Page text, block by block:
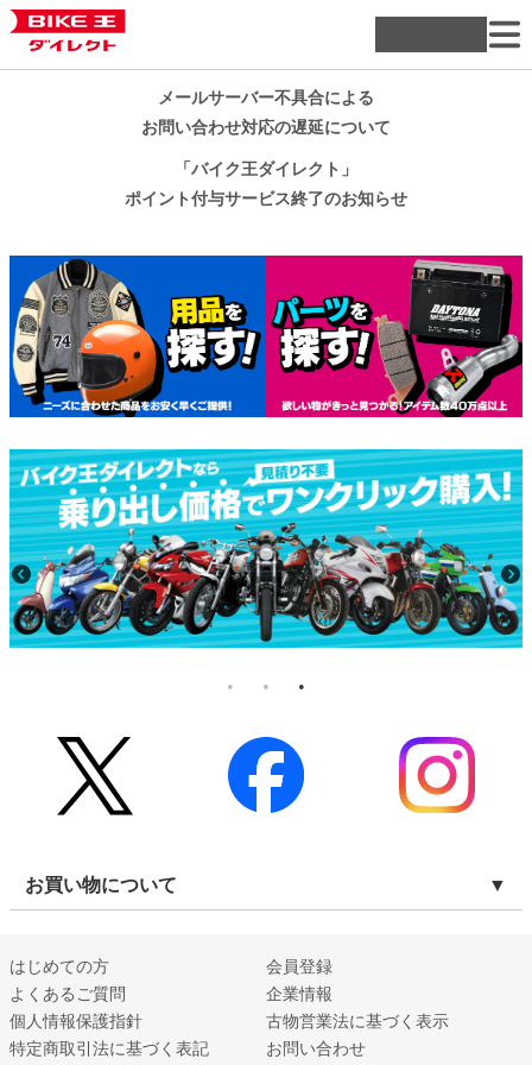
メールサーバー不具合による
お問い合わせ対応の遅延について
「バイク王ダイレクト」
ポイント付与サービス終了のお知らせ
お買い物について
はじめての方
会員登録
よくあるご質問
企業情報
個人情報保護指針
古物営業法に基づく表示
特定商取引法に基づく表記
お問い合わせ